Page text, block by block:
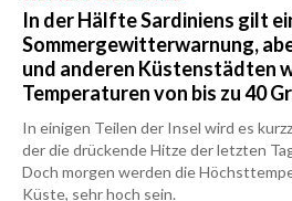
In der Hälfte Sardiniens gilt
Sommergewitterwarnung,
und anderen Küstenstädten
Temperaturen von bis zu 40
In einigen Teilen der Insel wird es
der die drückende Hitze der letzten
Doch morgen werden die
Küste, sehr hoch sein.